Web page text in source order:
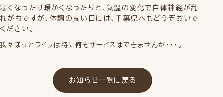
寒くなったり暖かくなったりと、気温の変化で自律神経が乱
れがちですが、体調の良い日には、千葉県へもどうぞおいで
ください。
我々ほっとライフは特に何もサービスはできませんが・・・。
お知らせ一覧に戻る